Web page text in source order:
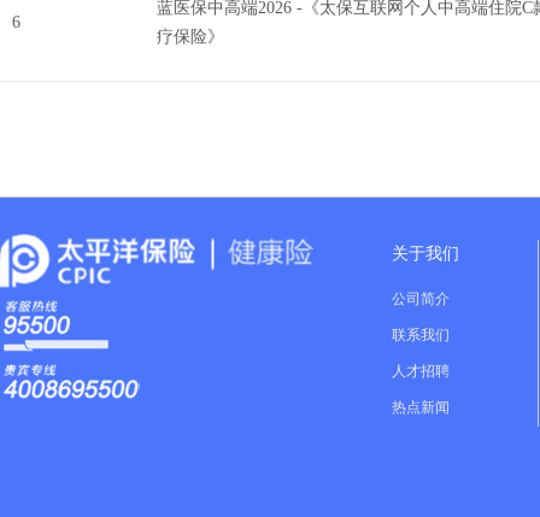
6
蓝医保中高端2026 -《太保互联网个人中高端住院C
疗保险》
关于我们
公司简介
联系我们
人才招聘
热点新闻